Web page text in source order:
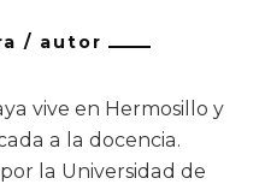
/ autor
vive en Hermosillo y
a la docencia.
la Universidad de